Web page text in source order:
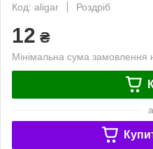
Код: aligar
Роздріб
12 ₴
Мінімальна сума замовлення